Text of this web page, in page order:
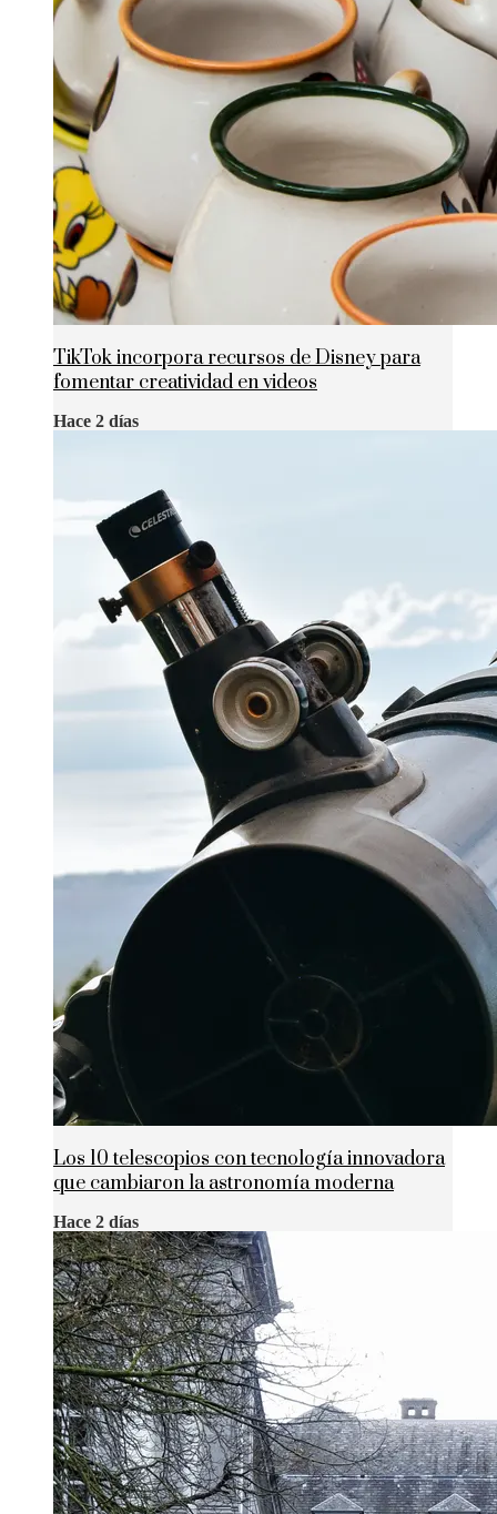
TikTok incorpora recursos de Disney para
fomentar creatividad en videos
Hace 2 días
Los 10 telescopios con tecnología innovadora
que cambiaron la astronomía moderna
Hace 2 días